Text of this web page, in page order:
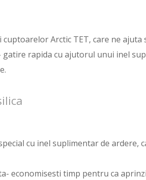
Arctic TET, care ne
gatire rapida cu ajutorul unui inel
cu inel suplimentar de ardere,
economisesti timp pentru ca